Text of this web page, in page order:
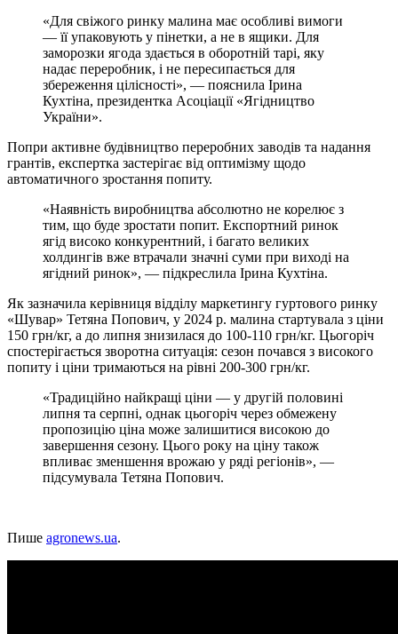
«Для свіжого ринку малина має особливі вимоги
— її упаковують у пінетки, а не в ящики. Для
заморозки ягода здається в оборотній тарі, яку
надає переробник, і не пересипається для
збереження цілісності», — пояснила Ірина
Кухтіна, президентка Асоціації «Ягідництво
України».
Попри активне будівництво переробних заводів та надання
грантів, експертка застерігає від оптимізму щодо
автоматичного зростання попиту.
«Наявність виробництва абсолютно не корелює з
тим, що буде зростати попит. Експортний ринок
ягід високо конкурентний, і багато великих
холдингів вже втрачали значні суми при виході на
ягідний ринок», — підкреслила Ірина Кухтіна.
Як зазначила керівниця відділу маркетингу гуртового ринку
«Шувар» Тетяна Попович, у 2024 р. малина стартувала з ціни
150 грн/кг, а до липня знизилася до 100-110 грн/кг. Цьогоріч
спостерігається зворотна ситуація: сезон почався з високого
попиту і ціни тримаються на рівні 200-300 грн/кг.
«Традиційно найкращі ціни — у другій половині
липня та серпні, однак цьогоріч через обмежену
пропозицію ціна може залишитися високою до
завершення сезону. Цього року на ціну також
впливає зменшення врожаю у ряді регіонів», —
підсумувала Тетяна Попович.
Пише agronews.ua.